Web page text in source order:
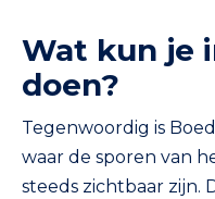
Wat kun je
doen?
Tegenwoordig is
waar de sporen van
steeds zichtbaar zijn.